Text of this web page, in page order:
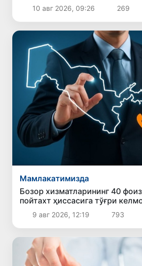
10 авг 2026, 09:26 269
Мамлакатимизда
Бозор хизматларининг 40
пойтахт ҳиссасига тўғри
9 авг 2026, 12:19 793